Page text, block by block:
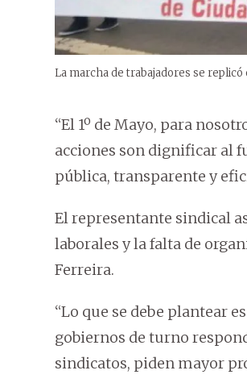
La marcha de trabajadores se replicó
“El 1º de Mayo, para
acciones son dignificar al
pública, transparente y
El representante sindical
laborales y la falta de
Ferreira.
“Lo que se debe plantear
gobiernos de turno
sindicatos, piden mayor